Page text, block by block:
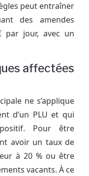
peut entraîner
des amendes
par jour, avec un
affectées
ne s’applique
d’un PLU et qui
Pour être
avoir un taux de
à 20 % ou être
vacants. À ce